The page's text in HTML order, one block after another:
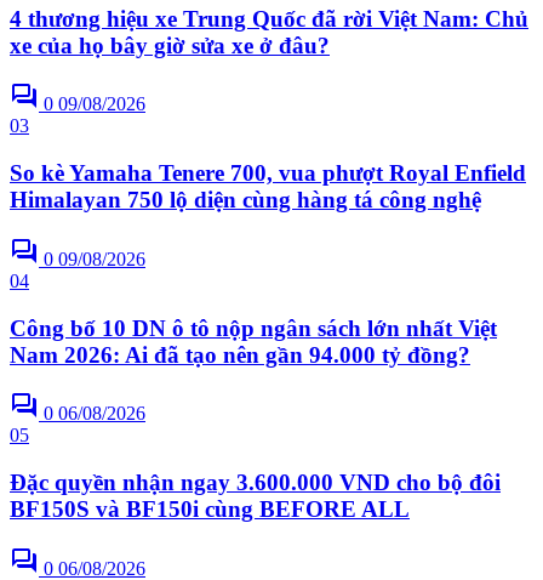
4 thương hiệu xe Trung Quốc đã rời Việt Nam: Chủ
xe của họ bây giờ sửa xe ở đâu?
forum 0 09/08/2026
03
So kè Yamaha Tenere 700, vua phượt Royal Enfield
Himalayan 750 lộ diện cùng hàng tá công nghệ
forum 0 09/08/2026
04
Công bố 10 DN ô tô nộp ngân sách lớn nhất Việt
Nam 2026: Ai đã tạo nên gần 94.000 tỷ đồng?
forum 0 06/08/2026
05
Đặc quyền nhận ngay 3.600.000 VND cho bộ đôi
BF150S và BF150i cùng BEFORE ALL
forum 0 06/08/2026